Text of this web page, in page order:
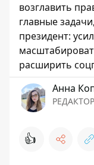
возглавить
главные
президент:
расширить
Анна
РЕДАКТОР
👍